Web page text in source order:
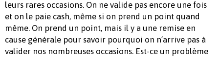
leurs rares occasions. On ne valide pas encore une fois
et on le paie cash, même si on prend un point quand
même. On prend un point, mais il y a une remise en
cause générale pour savoir pourquoi on n’arrive pas à
valider nos nombreuses occasions. Est-ce un problème